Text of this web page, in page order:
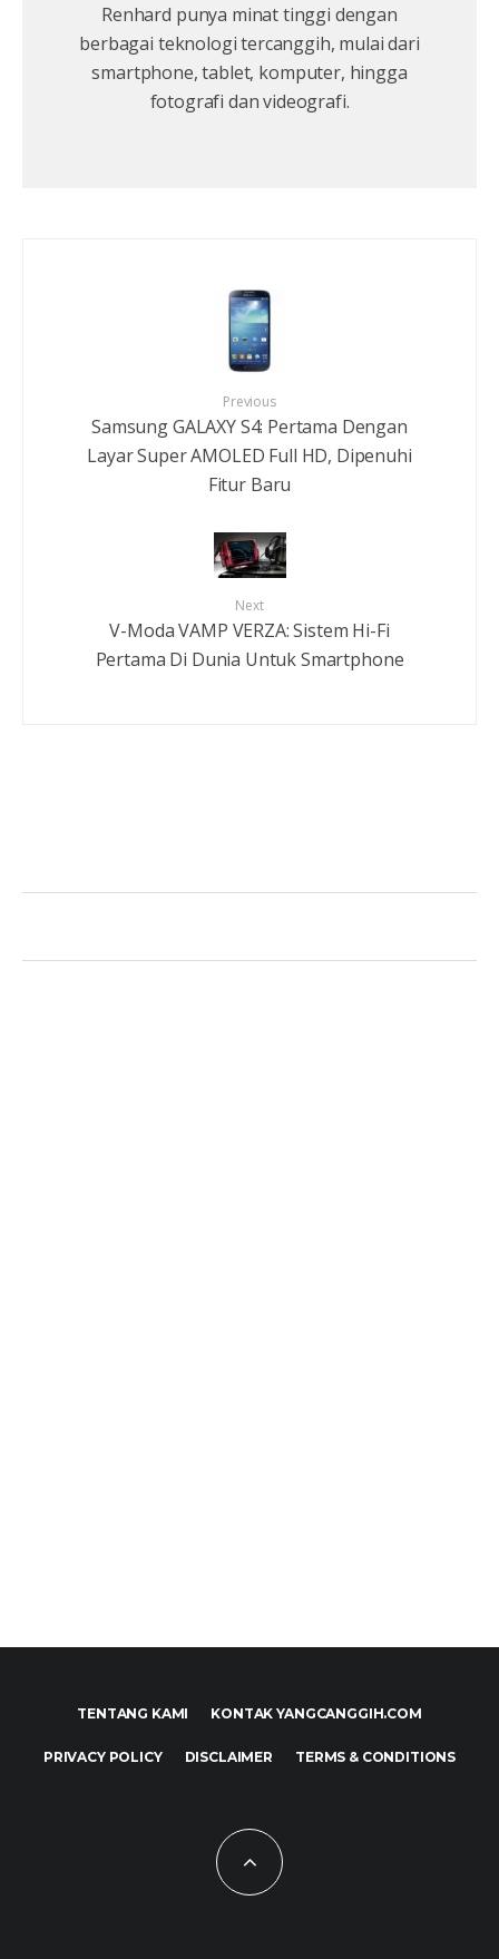
Renhard punya minat tinggi dengan
berbagai teknologi tercanggih, mulai dari
smartphone, tablet, komputer, hingga
fotografi dan videografi.
Previous
Samsung GALAXY S4: Pertama Dengan
Layar Super AMOLED Full HD, Dipenuhi
Fitur Baru
Next
V-Moda VAMP VERZA: Sistem Hi-Fi
Pertama Di Dunia Untuk Smartphone
TENTANG KAMI KONTAK YANGCANGGIH.COM
PRIVACY POLICY DISCLAIMER TERMS & CONDITIONS